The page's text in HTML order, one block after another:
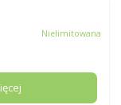
Nielimitowana